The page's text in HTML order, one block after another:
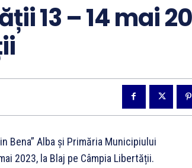
13 – 14 mai
Bena” Alba și Primăria Municipiului
2023, la Blaj pe Câmpia Libertății.